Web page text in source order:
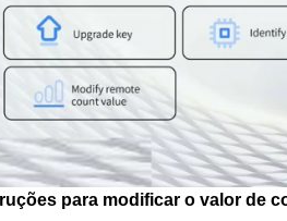
para modificar o valor de